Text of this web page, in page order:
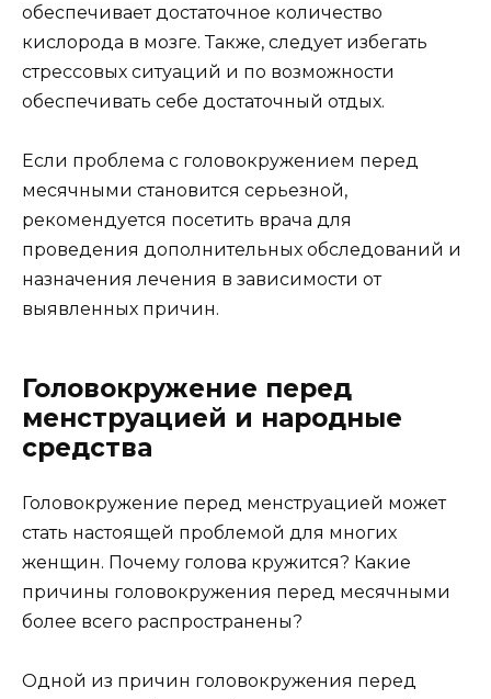
обеспечивает достаточное количество
кислорода в мозге. Также, следует избегать
стрессовых ситуаций и по возможности
обеспечивать себе достаточный отдых.
Если проблема с головокружением перед
месячными становится серьезной,
рекомендуется посетить врача для
проведения дополнительных обследований и
назначения лечения в зависимости от
выявленных причин.
Головокружение перед
менструацией и народные
средства
Головокружение перед менструацией может
стать настоящей проблемой для многих
женщин. Почему голова кружится? Какие
причины головокружения перед месячными
более всего распространены?
Одной из причин головокружения перед